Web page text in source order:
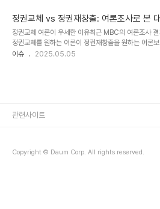
트위터)에는 다양한 인증샷이 쏟아졌..
년 제18대 대선에서 처음 도입된 이후, 민주주의의 새로
가고 있습니다. 많은 유권자들이 참여하고 있는 만큼, 이
과거 20대 대선에서의 95.1% 참여율을 뛰어넘을 수
모으고 있습니다. 선상투표의 절차와 과정선상투표는
합니다. 선장은 투표 기간 시작 전날까지 투표용지를 수
정권교체 vs 정권재창출: 여론조사로 본
민심
정권교체 여론이 우세한 이유최근 MBC의 여론조사 결
정권교체를 원하는 여론이 정권재창출을 원하는 여론
트 이상 높게 나타났습니다. 이 조사는 코리아리서치에
지도 변화의 흐름여론조사에서 더불어민주당의 지지도
이슈 2025.05.05
Copyright © Daum Corp. All rights reserved.
관련사이트